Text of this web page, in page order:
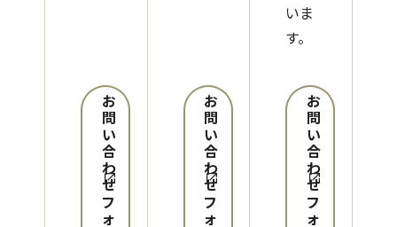
お
問
い
合
わ
せ
フ
ォ
お
問
い
合
わ
せ
フ
ォ
いま
す。
お
問
い
合
わ
せ
フ
ォ